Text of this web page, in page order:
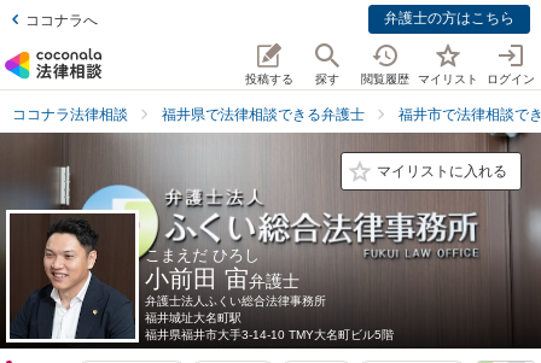
ココナラへ 弁護士の方はこちら
投稿する 探す 閲覧履歴 マイリスト ログイン
ココナラ法律相談 福井県で法律相談できる弁護士 福井市で法律相談で
マイリストに入れる
こまえだ ひろし
小前田 宙弁護士
弁護士法人ふくい総合法律事務所
福井城址大名町駅
福井県福井市大手3-14-10 TMY大名町ビル5階